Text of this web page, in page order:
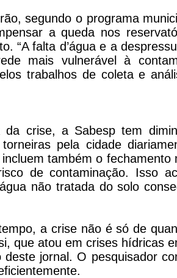
segundo o programa
a queda nos
“A falta d’água e a
mais vulnerável à
trabalhos de coleta e
crise, a Sabesp tem
pela cidade
também o fechamento
de contaminação. Isso
não tratada do solo
a crise não é só de
que atou em crises hídricas
jornal. O pesquisador